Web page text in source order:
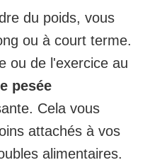
du poids, vous
ou à court terme.
ou de l'exercice au
pesée
Cela vous
attachés à vos
alimentaires.